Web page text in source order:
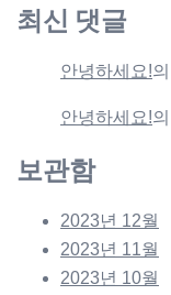
최신 댓글
안녕하세요!의
안녕하세요!의
보관함
2023년 12월
2023년 11월
2023년 10월